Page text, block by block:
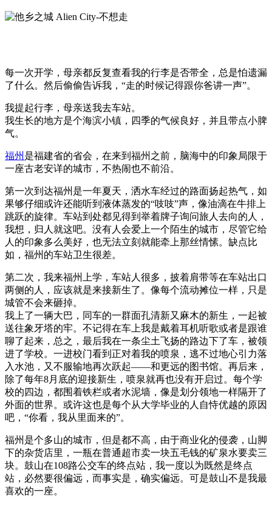
每一次开学，母亲都反复查看我的行李是否带全，总是怕遗漏
了什么。然后偷偷告诉我，“走的时候记得跟你爸讲一声”。
我提起行李，母亲送我去车站。
我生长的地方是个海滨小镇，四季的气候良好，并且带点小脾
气。
福州 是福建省的省会，在来到福州之前，脑海中的印象局限于
一座古老安详的城市，不热闹也不前沿。
第一次到达福州是一年夏天，洒水车经过的路面扬起热气，如
果够仔细或许还能听到液体蒸发的“吱吱”声，像油滴在牛排上
跳跃的旋律。车站到处都见得到举着牌子询问旅人去向的人，
我想，归人就这吧。没有人会爱上一个陌生的城市，尽管它给
人的印象多么美好，也无法立刻就能牵上那丝情愫。缺点比
如，福州的车站卫生很差。
第二次，我来福州上学，车站人很多，披着肩带等在车站出口
两侧的人，应该就是来接新生了。像每个流动摊位一样，只是
城管不会来砸掉。
我上了一辆大巴，同车的一群面孔清新又麻木的新生，一起被
送往象牙塔的牢。不记得在车上我是戴着耳机听歌或者是跟谁
聊了起来，总之，最后我在一条尘土飞扬的路边下了车，被领
进了学校。一进校门看到正对着我的喷泉，逃不过地心引力落
入水池，又不服输地再次跃起——和更远的图书馆。再后来，
除了每年8月底的迎接新生，喷泉就再也没有开启过。每个学
校的四边，都围着铁栏或者水泥墙，像是划分领地一样隔开了
外面的世界。或许这也是每个从大学毕业的人自恃优越的原因
吧，“你看，我从里面来的”。
福州是个多山的城市，但是都不高，由于商业化的侵袭，山脚
下的杂货店里，一瓶在普通超市卖一块五毛钱的矿泉水要卖三
块。鼓山在108路公交车的终点站，我一度以为既然是终点
站，必然要很偏远，而事实是，确实偏远。可是鼓山不是我最
喜欢的一座。